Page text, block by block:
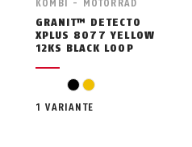
KOMBI - MOTORRAD
GRANIT™ DETECTO
XPLUS 8077 YELLOW
12KS BLACK LOOP
blackyellow
1 VARIANTE